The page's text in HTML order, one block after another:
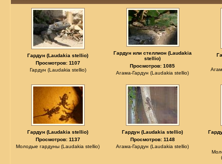
Гардун (Laudakia stellio)
Просмотров: 1107
Гардун (Laudakia stellio)
Гардун или стеллион (Laudakia
stellio)
Просмотров: 1085
Агама-Гардун (Laudakia stellio)
Гардун (Laudakia stellio)
Просмотров: 1137
Молодые гардуны (Laudakia stellio)
Гардун (Laudakia stellio)
Просмотров: 1148
Агама-Гардун (Laudakia stellio)